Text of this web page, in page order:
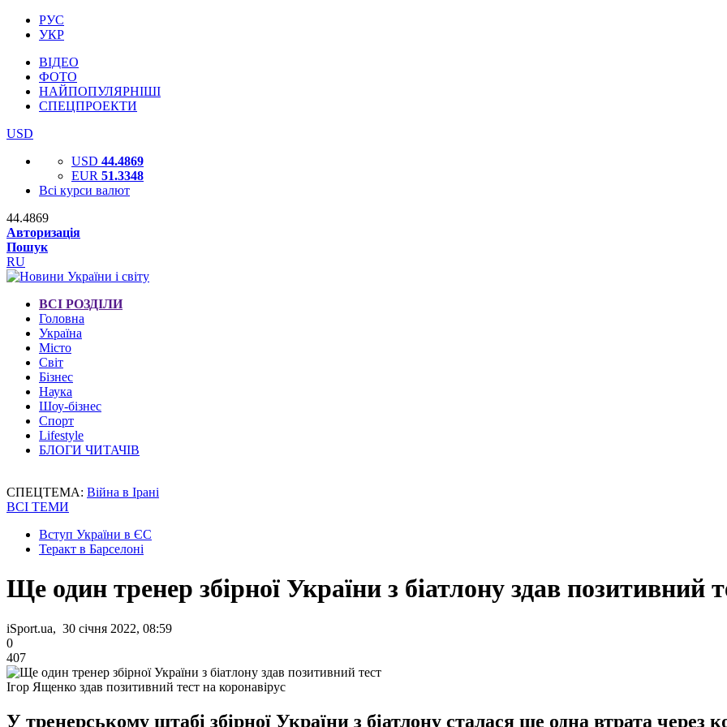
РУС
УКР
ВІДЕО
ФОТО
НАЙПОПУЛЯРНІШІ
СПЕЦПРОЕКТИ
USD
USD 44.4869
EUR 51.3348
Всі курси валют
44.4869
Авторизація
Пошук
RU
ВСІ РОЗДІЛИ
Головна
Україна
Місто
Світ
Бізнес
Наука
Шоу-бізнес
Спорт
Lifestyle
БЛОГИ ЧИТАЧІВ
СПЕЦТЕМА: Війна в Ірані
ВСІ ТЕМИ
Вступ України в ЄС
Теракт в Барселоні
Ще один тренер збірної України з біатлону здав позитивний
iSport.ua, 30 січня 2022, 08:59
0
407
Ігор Ященко здав позитивний тест на коронавірус
У тренерському штабі збірної України з біатлону сталася ще одна втрата через